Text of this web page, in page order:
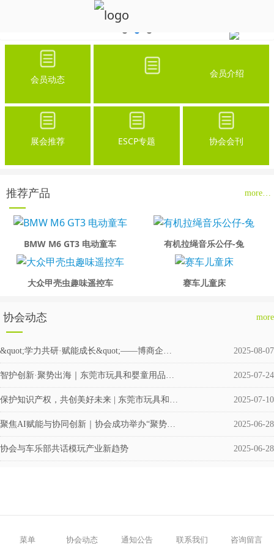
会员动态
会员介绍
展会推荐 ESCP专题 协会会刊
推荐产品 more…
BMW M6 GT3 电动童车 有机拉绳音乐公仔-兔
大众甲壳虫趣味遥控车 赛车儿童床
协会动态 more
&quot;学力共研·赋能成长&quot;——博商企业交流会圆满举行 2025-08-07
智护创新·聚势出海｜东莞市玩具和婴童用品企业涉外知识产权交流会成功举办 2025-07-24
保护知识产权，共创美好未来 | 东莞市玩具和婴童用品协会积极筹备成立维权援助工作站 2025-07-10
聚焦AI赋能与协同创新｜协会成功举办“聚势·共赢”企业交流活动 2025-06-28
协会与车乐部共话模玩产业新趋势 2025-06-28
菜单 协会动态 通知公告 联系我们 咨询留言